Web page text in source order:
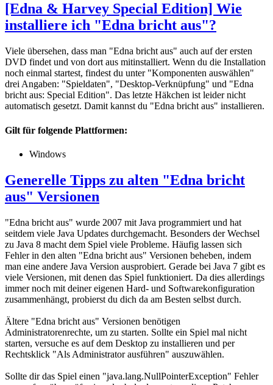
[Edna & Harvey Special Edition] Wie
installiere ich "Edna bricht aus"?
Viele übersehen, dass man "Edna bricht aus" auch auf der ersten
DVD findet und von dort aus mitinstalliert. Wenn du die Installation
noch einmal startest, findest du unter "Komponenten auswählen"
drei Angaben: "Spieldaten", "Desktop-Verknüpfung" und "Edna
bricht aus: Special Edition". Das letzte Häkchen ist leider nicht
automatisch gesetzt. Damit kannst du "Edna bricht aus" installieren.
Gilt für folgende Plattformen:
Windows
Generelle Tipps zu alten "Edna bricht
aus" Versionen
"Edna bricht aus" wurde 2007 mit Java programmiert und hat
seitdem viele Java Updates durchgemacht. Besonders der Wechsel
zu Java 8 macht dem Spiel viele Probleme. Häufig lassen sich
Fehler in den alten "Edna bricht aus" Versionen beheben, indem
man eine andere Java Version ausprobiert. Gerade bei Java 7 gibt es
viele Versionen, mit denen das Spiel funktioniert. Da dies allerdings
immer noch mit deiner eigenen Hard- und Softwarekonfiguration
zusammenhängt, probierst du dich da am Besten selbst durch.
Ältere "Edna bricht aus" Versionen benötigen
Administratorenrechte, um zu starten. Sollte ein Spiel mal nicht
starten, versuche es auf dem Desktop zu installieren und per
Rechtsklick "Als Administrator ausführen" auszuwählen.
Sollte dir das Spiel einen "java.lang.NullPointerException" Fehler